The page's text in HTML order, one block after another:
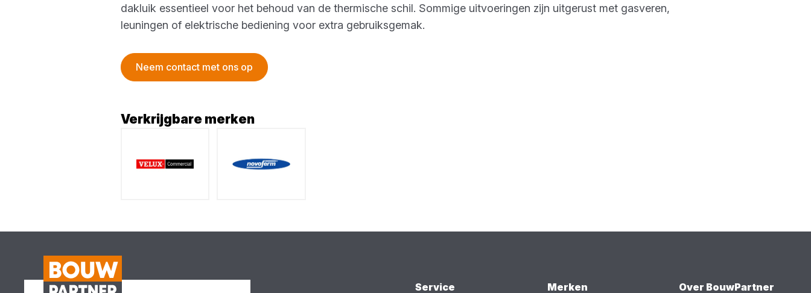
dakluik essentieel voor het behoud van de thermische schil. Sommige uitvoeringen zijn uitgerust met gasveren,
leuningen of elektrische bediening voor extra gebruiksgemak.
Neem contact met ons op
Verkrijgbare merken
Service Merken Over BouwPartner